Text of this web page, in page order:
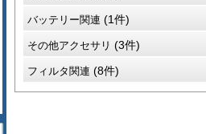
バッテリー関連 (1件)
その他アクセサリ (3件)
フィルタ関連 (8件)